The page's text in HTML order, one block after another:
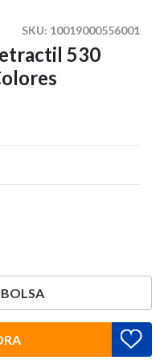
SKU: 10019000556001
530
BOLSA